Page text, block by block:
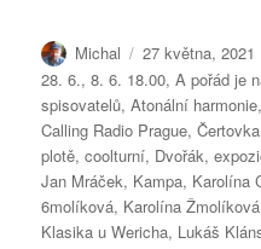
Autor:
Michal Publikováno:
27 května, 2021
28. 6.,8. 6. 18.00,A pořád je
spisovatelů,Atonální harmonie,
Calling Radio Prague,Čertovka
plotě,coolturní, Dvořák,
Jan Mráček, Kampa, Karolína
6molíková, Karolína Žmolíková
Klasika u Wericha, Lukáš